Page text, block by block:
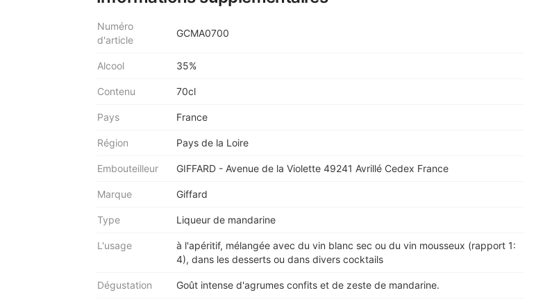
Numéro
d'article
GCMA0700
Alcool 35%
Contenu 70cl
Pays France
Région Pays de la Loire
Embouteilleur GIFFARD - Avenue de la Violette 49241 Avrillé Cedex France
Marque Giffard
Type Liqueur de mandarine
L'usage
à l'apéritif, mélangée avec du vin blanc sec ou du vin mousseux (rapport 1:
4), dans les desserts ou dans divers cocktails
Dégustation Goût intense d'agrumes confits et de zeste de mandarine.